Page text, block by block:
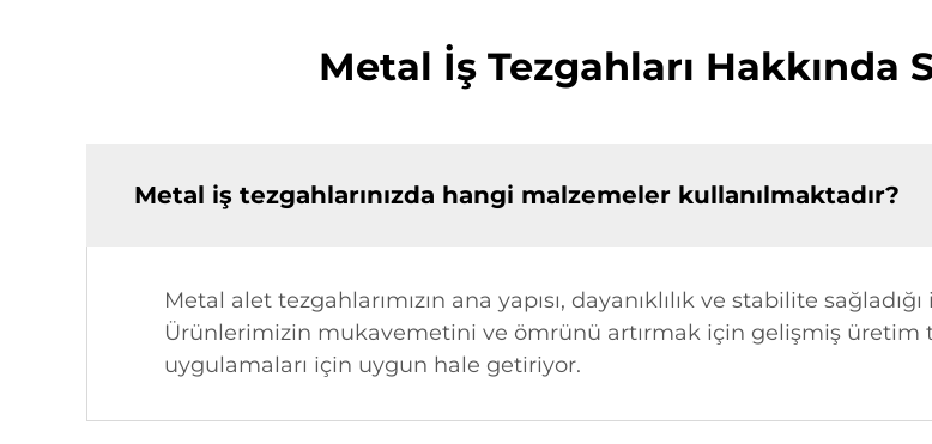
Metal İş Tezgahları Hakkında
Metal iş tezgahlarınızda hangi malzemeler kullanılmaktadır?
Metal alet tezgahlarımızın ana yapısı, dayanıklılık ve stabilite
Ürünlerimizin mukavemetini ve ömrünü artırmak için gelişmiş üretim
uygulamaları için uygun hale getiriyor.